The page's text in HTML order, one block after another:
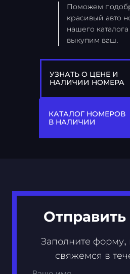
Поможем
красивый авто
нашего
выкупим ваш.
Х 942
УЗНАТЬ О ЦЕНЕ И
НАЛИЧИИ НОМЕРА
КАТАЛОГ НОМЕРОВ
В НАЛИЧИИ
Отправить
Заполните
свяжемся в